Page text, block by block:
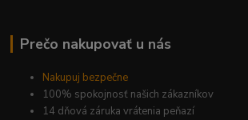
Prečo nakupovať u nás
Nakupuj bezpečne
100% spokojnosť našich zákazníkov
14 dňová záruka vrátenia peňazí